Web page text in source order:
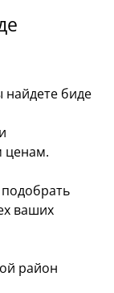
биде
ценам.
ваших
район